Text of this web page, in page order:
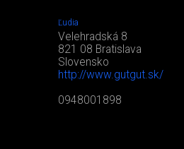
Ľudia
Velehradská 8
821 08 Bratislava
Slovensko
http://www.gutgut.sk/
0948001898